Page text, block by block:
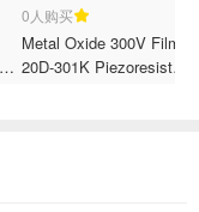
0人购买
Metal Oxide 300V Film
20D-301K Piezoresistor